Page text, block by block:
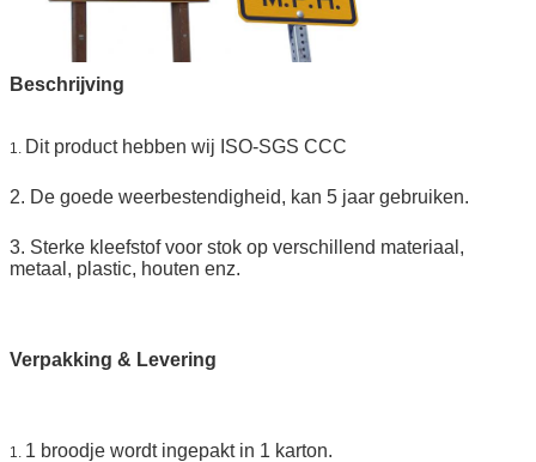
Beschrijving
1. Dit product hebben wij ISO-SGS CCC
2. De goede weerbestendigheid, kan 5 jaar gebruiken.
3. Sterke kleefstof voor stok op verschillend materiaal,
metaal, plastic, houten enz.
Verpakking & Levering
1. 1 broodje wordt ingepakt in 1 karton.